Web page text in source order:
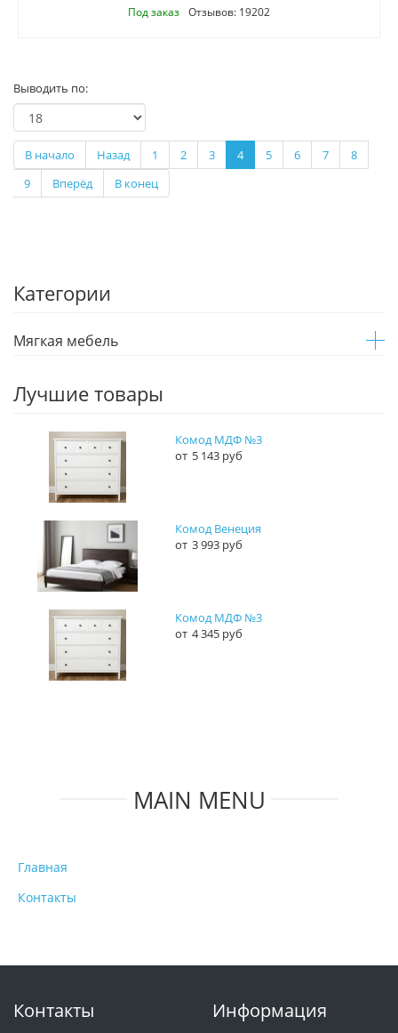
Под заказ Отзывов: 19202
Выводить по:
В начало Назад 1 2 3 4 5 6 7
8
9
Вперёд В конец
Категории
Мягкая мебель
Лучшие товары
Комод МДФ №3
5 143 руб
Комод Венеция
3 993 руб
Комод МДФ №3
4 345 руб
MAIN MENU
Главная
Контакты
Контакты Информация